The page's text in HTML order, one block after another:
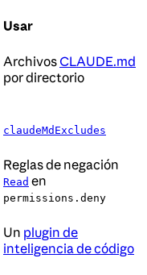
Usar
ArchivosCLAUDE.md
por directorio
claudeMdExcludes
Reglas de negación
Read en
permissions.deny
Un plugin de
inteligencia de código